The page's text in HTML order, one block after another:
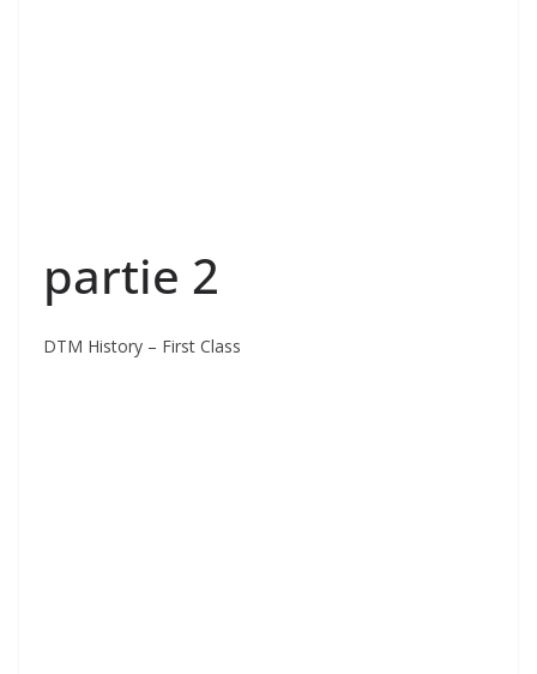
partie 2
DTM History – First Class